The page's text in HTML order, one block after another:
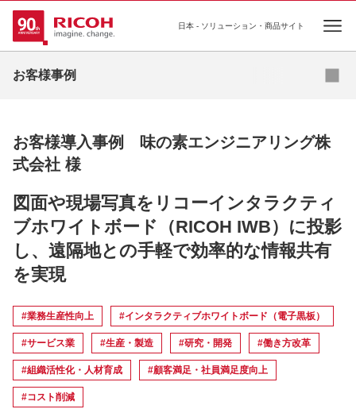
日本 - ソリューション・商品サイト
お客様事例
お客様導入事例 味の素エンジニアリング株
式会社 様
図面や現場写真をリコーインタラクティ
ブホワイトボード（RICOH IWB）に投影
し、遠隔地との手軽で効率的な情報共有
を実現
#業務生産性向上 #インタラクティブホワイトボード（電子黒板）
#サービス業 #生産・製造 #研究・開発 #働き方改革
#組織活性化・人材育成 #顧客満足・社員満足度向上
#コスト削減